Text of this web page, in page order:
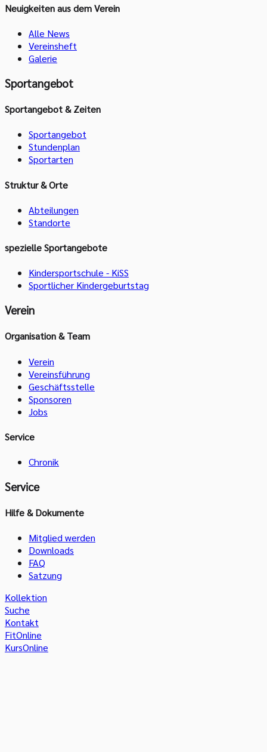
Neuigkeiten aus dem Verein
Alle News
Vereinsheft
Galerie
Sportangebot
Sportangebot & Zeiten
Sportangebot
Stundenplan
Sportarten
Struktur & Orte
Abteilungen
Standorte
spezielle Sportangebote
Kindersportschule - KiSS
Sportlicher Kindergeburtstag
Verein
Organisation & Team
Verein
Vereinsführung
Geschäftsstelle
Sponsoren
Jobs
Service
Chronik
Service
Hilfe & Dokumente
Mitglied werden
Downloads
FAQ
Satzung
Kollektion
Suche
Kontakt
FitOnline
KursOnline